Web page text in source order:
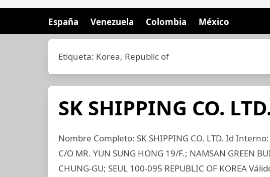
España Venezuela Colombia México
Etiqueta: Korea, Republic of
SK SHIPPING CO.
Nombre Completo: SK SHIPPING CO. LTD. Id
C/O MR. YUN SUNG HONG 19/F.; NAMSAN GREEN
CHUNG-GU; SEUL 100-095 REPUBLIC OF KOREA